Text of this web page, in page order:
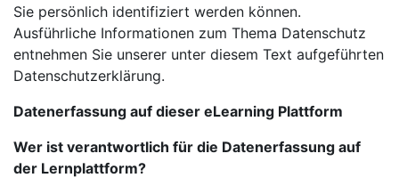
Sie persönlich identifiziert werden können.
Ausführliche Informationen zum Thema Datenschutz
entnehmen Sie unserer unter diesem Text aufgeführten
Datenschutzerklärung.
Datenerfassung auf dieser eLearning Plattform
Wer ist verantwortlich für die Datenerfassung auf
der Lernplattform?